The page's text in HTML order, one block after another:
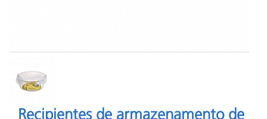
Recipientes de armazenamento de